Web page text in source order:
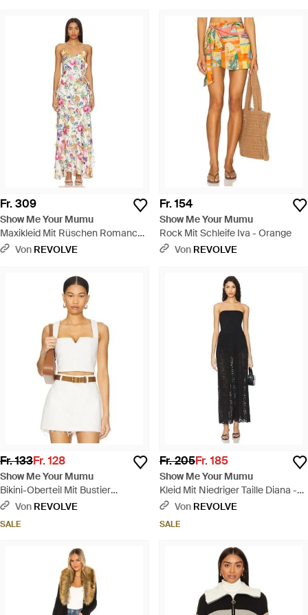
Fr. 309
Show Me Your Mumu
Maxikleid Mit Rüschen Romance
- Weiß
Von REVOLVE
Fr. 154
Show Me Your Mumu
Rock Mit Schleife Iva - Orange
Von REVOLVE
Fr. 133Fr. 128
Show Me Your Mumu
Bikini-Oberteil Mit Bustier
Crossroads - Weiß
Von REVOLVE
SALE
Fr. 205Fr. 185
Show Me Your Mumu
Kleid Mit Niedriger Taille Diana -
Schwarz
Von REVOLVE
SALE